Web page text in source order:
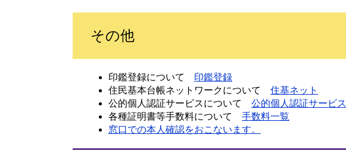
その他
印鑑登録について 印鑑登録
住民基本台帳ネットワークについて 住基ネット
公的個人認証サービスについて 公的個人認証サービス
各種証明書等手数料について 手数料一覧
窓口での本人確認をおこないます。